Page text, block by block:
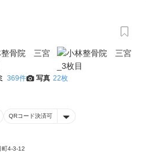
369件 写真 22枚
QRコード決済可
町4-3-12